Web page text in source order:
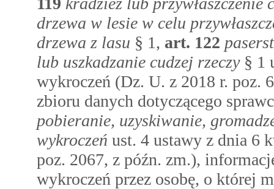
drzewa w lesie w celu
drzewa z lasu § 1, art. 122
lub uszkadzanie cudzej rzeczy§ 1
wykroczeń (Dz. U. z 2018 r. poz.
zbioru danych dotyczącego
pobieranie, uzyskiwanie,
wykroczeń ust. 4 ustawy z dnia 6
poz. 2067, z późn. zm.),
wykroczeń przez osobę, o której